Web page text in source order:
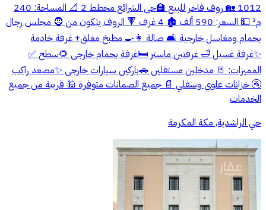
1012 🏡 روف فاخر للبيع 🏫حى الشرائع مخطط 2 📐 المساحة: 240
م² 💵 السعر: 590 ألف 🏚️ 4 غرف 🔻 الروف يتكون من 🧔 مجلس رجال
بحمام ومغاسل خارجية 🛋️ صالة 👩‍🍳 مطبخ مغلق+ غرفة خادمة
✨غرفة غسيل 🛁 غرفتين ماستر 🛏️غرفة بحمام خارجى 🌻سطح ✅
المميزات: 🚪 مدخلين مستقلين 🚗باركين سيارات خارجى ✨مصعد راكب
🚰 خزانات علوي وسفلي 📄 جميع الضمانات متوفرة 🕌 قريبة من جميع
الخدمات
حي الراشدية, مكة المكرمة